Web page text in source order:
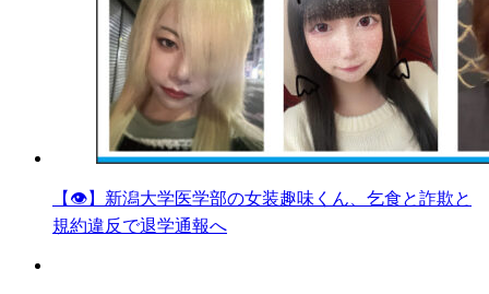
【👁】新潟大学医学部の女装趣味くん、乞食と詐欺と
規約違反で退学通報へ